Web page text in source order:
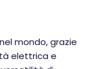
mondo, grazie
elettrica e